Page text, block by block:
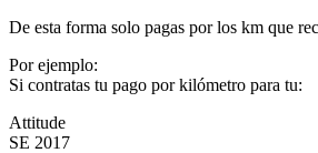
De esta forma solo pagas por los km que
Por ejemplo:
Si contratas tu pago por kilómetro para tu:
Attitude
SE 2017